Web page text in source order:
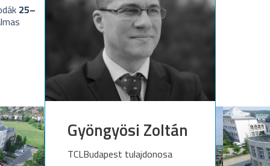
25–
Gyöngyösi Zoltán
TCLBudapest tulajdonosa